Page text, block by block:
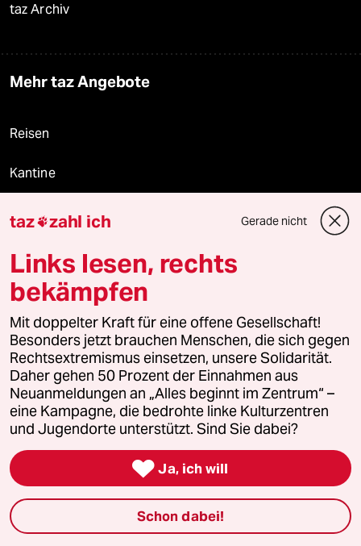
taz Archiv
Mehr taz Angebote
Reisen
Kantine
Anzeigen
Fragen & Hilfe
Feedback
Aboservice
ePaper Login
taz zahl ich Gerade nicht
Links lesen, rechts
bekämpfen
Mit doppelter Kraft für eine offene Gesellschaft!
Besonders jetzt brauchen Menschen, die sich gegen
Rechtsextremismus einsetzen, unsere Solidarität.
Daher gehen 50 Prozent der Einnahmen aus
Neuanmeldungen an „Alles beginnt im Zentrum“ –
eine Kampagne, die bedrohte linke Kulturzentren
und Jugendorte unterstützt. Sind Sie dabei?
 Ja, ich will
Schon dabei!